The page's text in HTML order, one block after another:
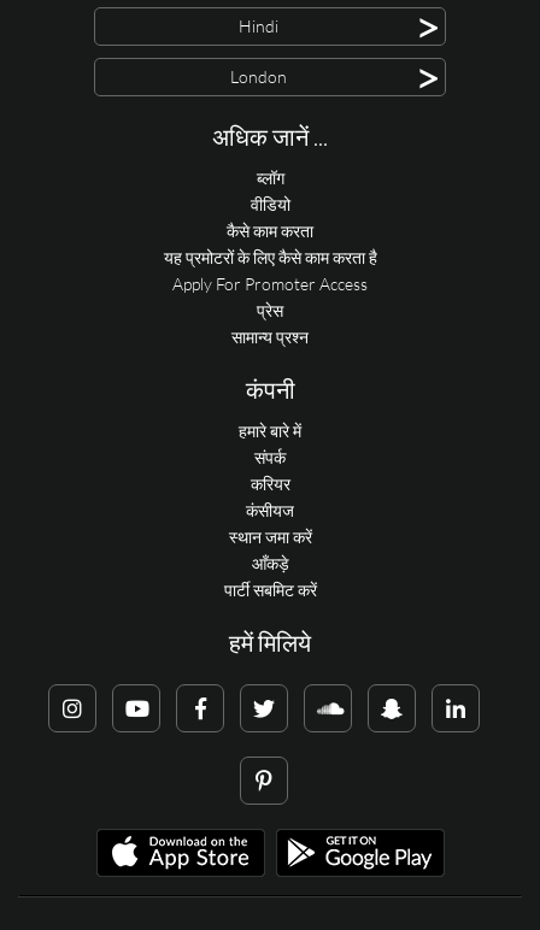
Hindi >
London >
अधिक जानें ...
ब्लॉग
वीडियो
कैसे काम करता
यह प्रमोटरों के लिए कैसे काम करता है
Apply For Promoter Access
प्रेस
सामान्य प्रश्न
कंपनी
हमारे बारे में
संपर्क
करियर
कंसीयज
स्थान जमा करें
आँकड़े
पार्टी सबमिट करें
हमें मिलिये